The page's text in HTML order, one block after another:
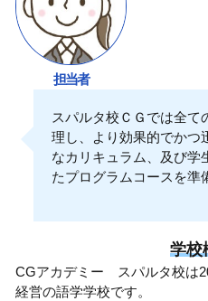
担当者
スパルタ校ＣＧでは全て
理し、より効果的でかつ
なカリキュラム、及び学
たプログラムコースを準
学校
CGアカデミー スパルタ校は
経営の語学学校です。